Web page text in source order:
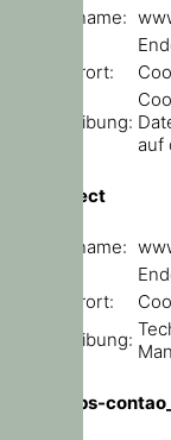
Domainname:
Speicherort:
Beschreibung:
auf
sf_redirect
Domainname:
Speicherort:
Beschreibung:
csrf_https-